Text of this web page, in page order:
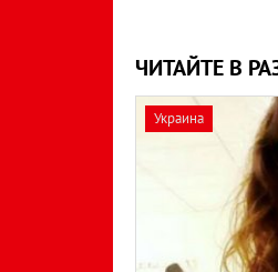
ЧИТАЙТЕ В
Украина